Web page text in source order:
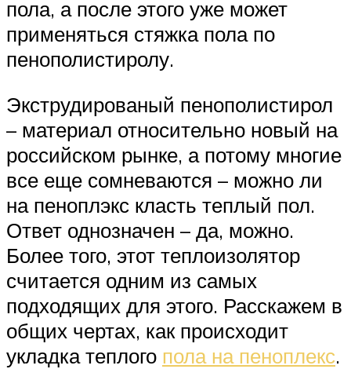
пола, а после этого уже может
применяться стяжка пола по
пенополистиролу.
Экструдированый пенополистирол
– материал относительно новый на
российском рынке, а потому многие
все еще сомневаются – можно ли
на пеноплэкс класть теплый пол.
Ответ однозначен – да, можно.
Более того, этот теплоизолятор
считается одним из самых
подходящих для этого. Расскажем в
общих чертах, как происходит
укладка теплого пола на пеноплекс.